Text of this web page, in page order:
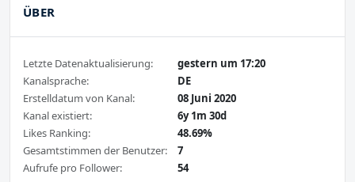
ÜBER
Letzte Datenaktualisierung:
gestern um 17:20
Kanalsprache:
DE
Erstelldatum von Kanal:
08 Juni 2020
Kanal existiert:
6y 1m 30d
Likes Ranking:
48.69%
Gesamtstimmen der Benutzer:
7
Aufrufe pro Follower:
54